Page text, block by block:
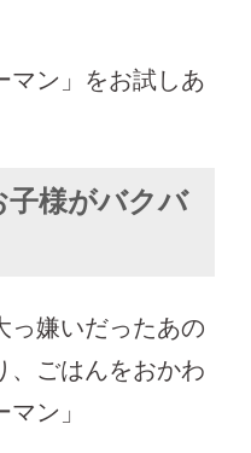
マン」をお試しあ
子様がバクバ
っ嫌いだったあの
、ごはんをおかわ
ン」